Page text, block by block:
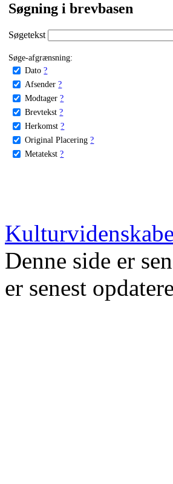
Søgning i brevbasen
Søgetekst
Søge-afgrænsning:
Dato ?
Afsender ?
Modtager ?
Brevtekst ?
Herkomst ?
Original Placering ?
Metatekst ?
Denne side er
er senest